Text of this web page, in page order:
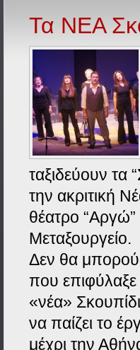
Τα ΝΕΑ
ταξιδεύουν τα
την ακριτική
θέατρο “Αργώ”
Μεταξουργείο.
Δεν θα
που
«νέα»
να παίζει το
μέχρι την